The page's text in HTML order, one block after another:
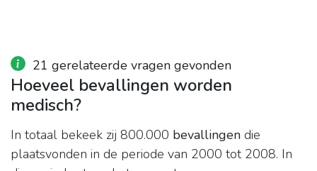
21 gerelateerde vragen gevonden
Hoeveel bevallingen worden
medisch?
In totaal bekeek zij 800.000 bevallingen die
plaatsvonden in de periode van 2000 tot 2008. In